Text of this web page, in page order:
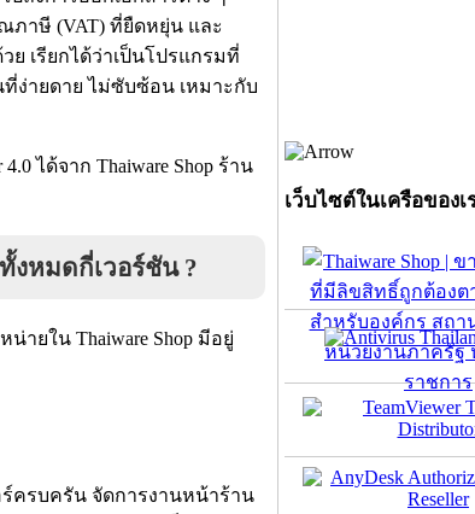
ภาษี (VAT) ที่ยืดหยุ่น และ
เรียกได้ว่าเป็นโปรแกรมที่
ง่ายดาย ไม่ซับซ้อน เหมาะกับ
ได้จาก Thaiware Shop ร้าน
งหมดกี่เวอร์ชัน ?
ายใน Thaiware Shop มีอยู่
ครบครัน จัดการงานหน้าร้าน
เว็บไซต์ในเครือของเ